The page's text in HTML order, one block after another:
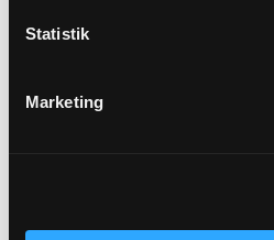
Statistik
MarketingKirkekoncert ved